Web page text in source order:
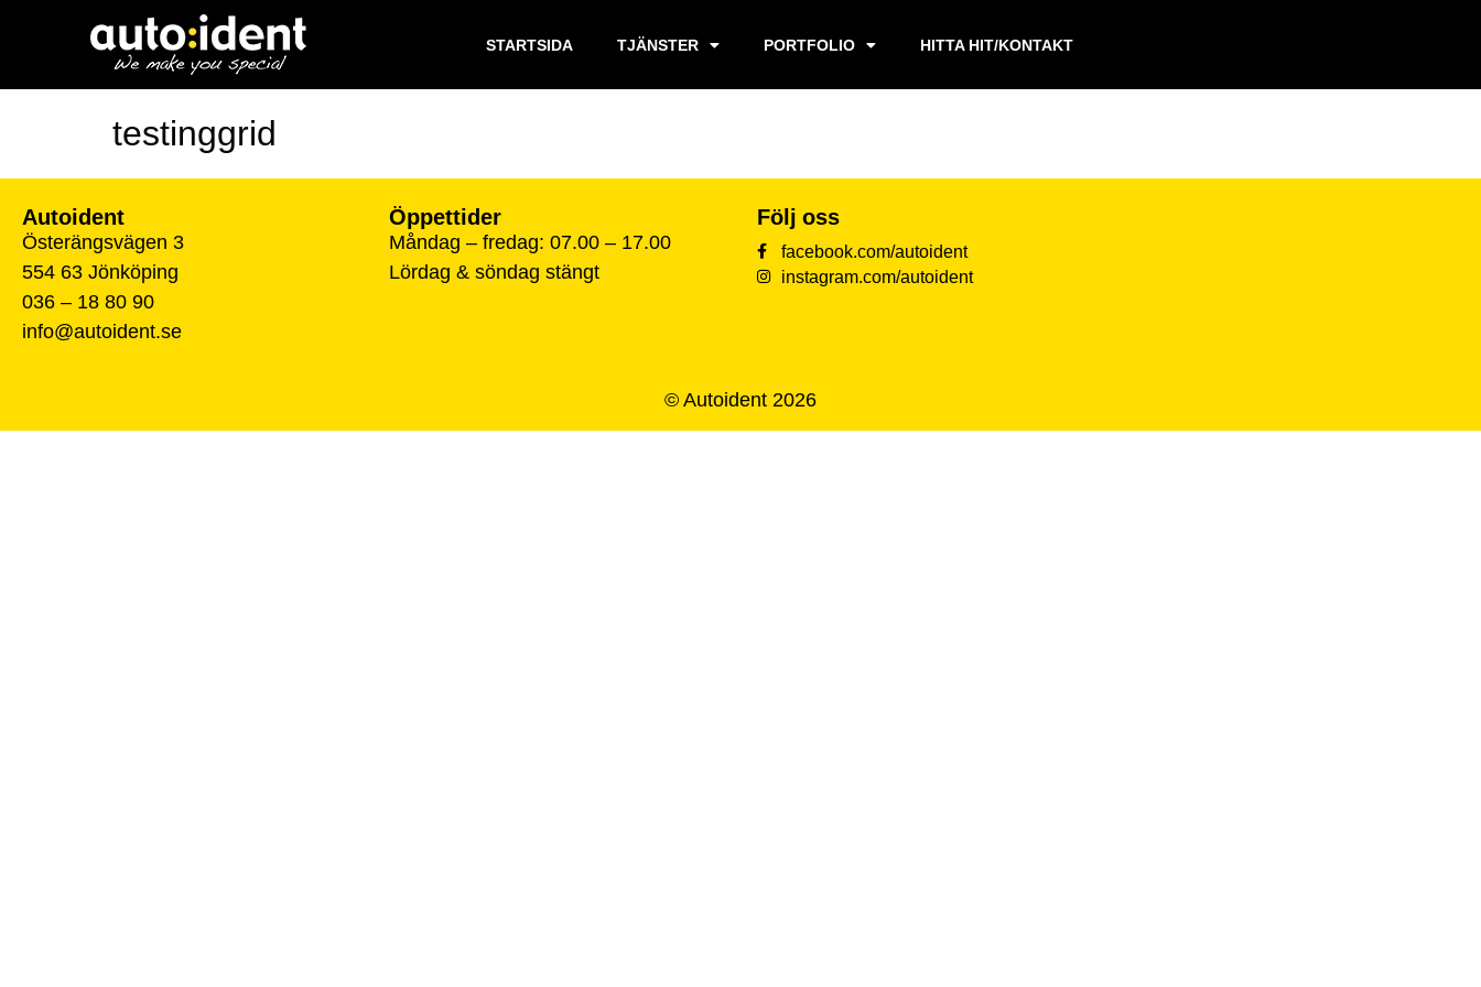
STARTSIDA TJÄNSTER PORTFOLIO HITTA HIT/KONTAKT
testinggrid
Autoident
Österängsvägen 3
554 63 Jönköping
036 – 18 80 90
info@autoident.se
Öppettider
Måndag – fredag: 07.00 – 17.00
Lördag & söndag stängt
Följ oss
facebook.com/autoident
instagram.com/autoident
© Autoident 2026